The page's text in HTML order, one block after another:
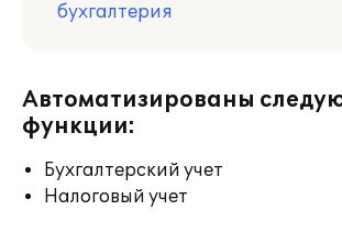
бухгалтерия
Автоматизированы
функции:
Бухгалтерский учет
Налоговый учет